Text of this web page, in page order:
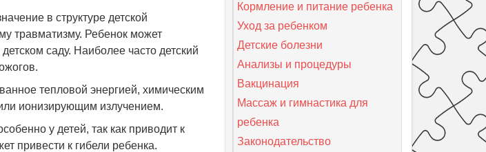
в структуре детской
травматизму. Ребенок может
саду. Наиболее часто детский
тепловой энергией, химическим
ионизирующим излучением.
у детей, так как приводит к
привести к гибели ребенка.
Кормление и питание ребенка
Уход за ребенком
Детские болезни
Анализы и процедуры
Вакцинация
Массаж и гимнастика для
ребенка
Законодательство